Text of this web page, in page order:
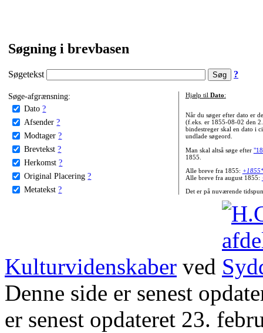
Søgning i brevbasen
Søgetekst ?
Søge-afgrænsning:
Dato ?
Afsender ?
Modtager ?
Brevtekst ?
Herkomst ?
Original Placering ?
Metatekst ?
Hjælp til Dato:
Når du søger efter dato er
(f.eks. er 1855-08-02 den
bindestreger skal en dato i
undlade søgeord.
Man skal altså søge efter
1855.
Alle breve fra 1855:
Alle breve fra august 1855:
Det er på nuværende
Kulturvidenskaber ved
Denne side er senest
er senest opdateret 23.